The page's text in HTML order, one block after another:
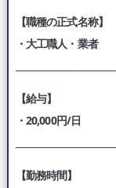
【職種の正式名称】
・大工職人・業者
【給与】
・20,000円/日
【勤務時間】